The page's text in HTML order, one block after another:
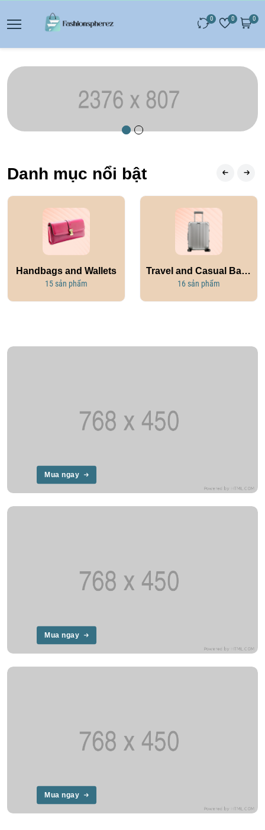
0 0 0
Danh mục nổi bật
Handbags and Wallets
15 sản phẩm
Travel and Casual Bags
16 sản phẩm
Mua ngay
Mua ngay
Mua ngay